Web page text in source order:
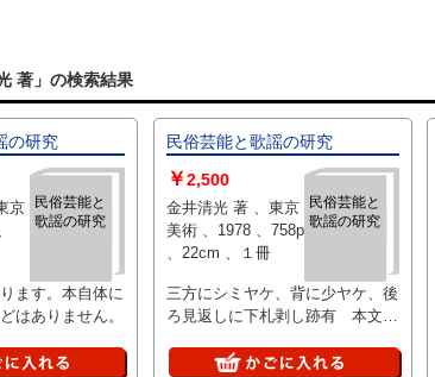
著」の検索結果
の研究
民俗芸能と
歌謡の研究
ます。本自体に
はありません。
民俗芸能と歌謡の研究
民俗芸能と
歌謡の研究
￥2,500
金井清光 著 、東京
美術 、1978 、758p
、22cm 、１冊
三方にシミヤケ、背に少ヤケ、後
ろ見返しに下札剥し跡有 本文良